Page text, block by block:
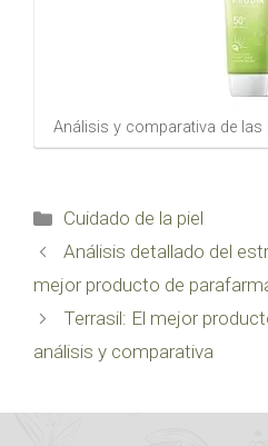
Análisis y comparativa de
Categorías
Cuidado de la piel
Análisis detallado del
mejor producto de
Terrasil: El mejor
análisis y comparativa